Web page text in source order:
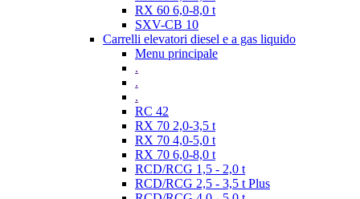
RX 60 6,0-8,0 t
SXV-CB 10
Carrelli elevatori diesel e a gas liquido
Menu principale
.
.
.
RC 42
RX 70 2,0-3,5 t
RX 70 4,0-5,0 t
RX 70 6,0-8,0 t
RCD/RCG 1,5 - 2,0 t
RCD/RCG 2,5 - 3,5 t Plus